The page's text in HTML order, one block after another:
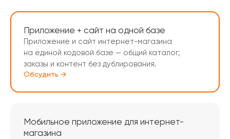
Приложение + сайт на одной базе
Приложение и сайт интернет-магазина
на единой кодовой базе — общий каталог,
заказы и контент без дублирования.
Обсудить →
Мобильное приложение для интернет-
магазина